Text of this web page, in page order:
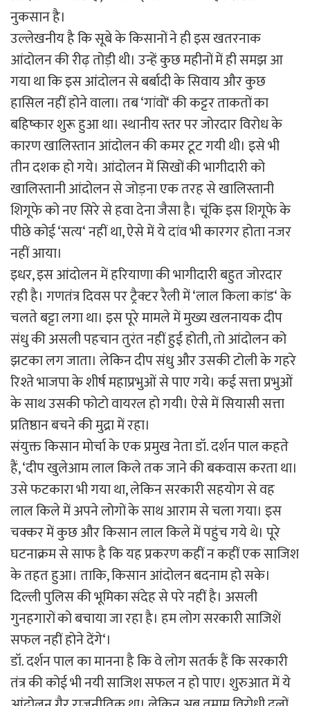
नुकसान है।
उल्लेखनीय है कि सूबे के किसानों ने ही इस खतरनाक
आंदोलन की रीढ़ तोड़ी थी। उन्हें कुछ महीनों में ही समझ आ
गया था कि इस आंदोलन से बर्बादी के सिवाय और कुछ
हासिल नहीं होने वाला। तब ‘गांवों‘ की कट्टर ताकतों का
बहिष्कार शुरू हुआ था। स्थानीय स्तर पर जोरदार विरोध के
कारण खालिस्तान आंदोलन की कमर टूट गयी थी। इसे भी
तीन दशक हो गये। आंदोलन में सिखों की भागीदारी को
खालिस्तानी आंदोलन से जोड़ना एक तरह से खालिस्तानी
शिगूफे को नए सिरे से हवा देना जैसा है। चूंकि इस शिगूफे के
पीछे कोई ‘सत्य‘ नहीं था, ऐसे में ये दांव भी कारगर होता नजर
नहीं आया।
इधर, इस आंदोलन में हरियाणा की भागीदारी बहुत जोरदार
रही है। गणतंत्र दिवस पर ट्रैक्टर रैली में ‘लाल किला कांड‘ के
चलते बट्टा लगा था। इस पूरे मामले में मुख्य खलनायक दीप
संधु की असली पहचान तुरंत नहीं हुई होती, तो आंदोलन को
झटका लग जाता। लेकिन दीप संधु और उसकी टोली के गहरे
रिश्ते भाजपा के शीर्ष महाप्रभुओं से पाए गये। कई सत्ता प्रभुओं
के साथ उसकी फोटो वायरल हो गयी। ऐसे में सियासी सत्ता
प्रतिष्ठान बचने की मुद्रा में रहा।
संयुक्त किसान मोर्चा के एक प्रमुख नेता डॉ. दर्शन पाल कहते
हैं, ‘दीप खुलेआम लाल किले तक जाने की बकवास करता था।
उसे फटकारा भी गया था, लेकिन सरकारी सहयोग से वह
लाल किले में अपने लोगों के साथ आराम से चला गया। इस
चक्कर में कुछ और किसान लाल किले में पहुंच गये थे। पूरे
घटनाक्रम से साफ है कि यह प्रकरण कहीं न कहीं एक साजिश
के तहत हुआ। ताकि, किसान आंदोलन बदनाम हो सके।
दिल्ली पुलिस की भूमिका संदेह से परे नहीं है। असली
गुनहगारों को बचाया जा रहा है। हम लोग सरकारी साजिशें
सफल नहीं होने देंगे‘।
डॉ. दर्शन पाल का मानना है कि वे लोग सतर्क हैं कि सरकारी
तंत्र की कोई भी नयी साजिश सफल न हो पाए। शुरुआत में ये